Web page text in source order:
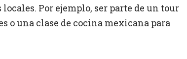
Por ejemplo, ser parte de un tour
o una clase de cocina mexicana para